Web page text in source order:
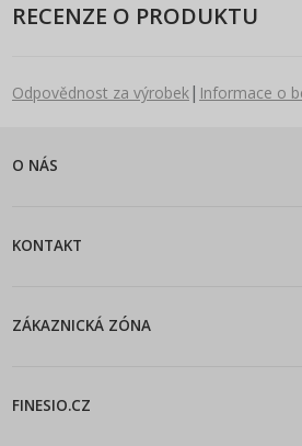
RECENZE O PRODUKTU
Odpovědnost za výrobek| Informace o
O NÁS
KONTAKT
ZÁKAZNICKÁ ZÓNA
FINESIO.CZ